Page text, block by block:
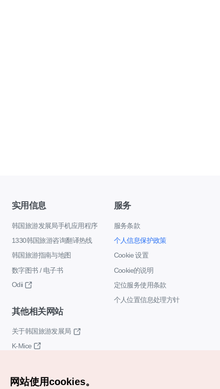
实用信息
韩国旅游发展局手机应用程序
1330韩国旅游咨询翻译热线
韩国旅游指南与地图
数字图书 / 电子书
Odii
服务
服务条款
个人信息保护政策
Cookie 设置
Cookie的说明
定位服务使用条款
个人位置信息处理方针
其他相关网站
关于韩国旅游发展局
K-Mice
网站使用cookies。